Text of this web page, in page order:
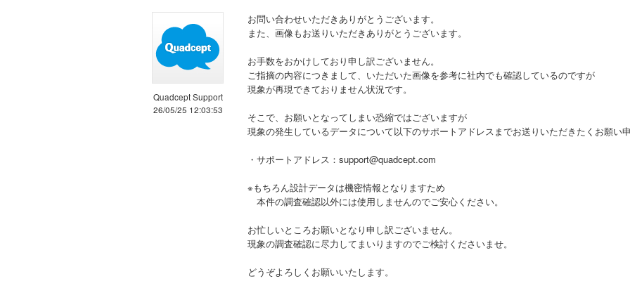
Quadcept Support
26/05/25 12:03:53
お問い合わせいただきありがとうございます。
また、画像もお送りいただきありがとうございます。
お手数をおかけしており申し訳ございません。
ご指摘の内容につきまして、いただいた画像を参考に社内でも確認しているのですが
現象が再現できておりません状況です。
そこで、お願いとなってしまい恐縮ではございますが
現象の発生しているデータについて以下のサポートアドレスまでお送りいただきたくお願い
・サポートアドレス：support@quadcept.com
※もちろん設計データは機密情報となりますため
本件の調査確認以外には使用しませんのでご安心ください。
お忙しいところお願いとなり申し訳ございません。
現象の調査確認に尽力してまいりますのでご検討くださいませ。
どうぞよろしくお願いいたします。